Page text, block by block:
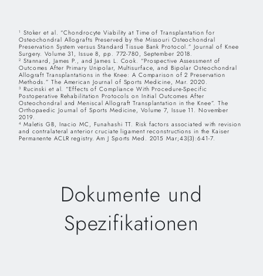
1
Stoker et al. “Chondrocyte Viability at Time of Transplantation for
Osteochondral Allografts Preserved by the Missouri Osteochondral
Preservation System versus Standard Tissue Bank Protocol.” Journal of Knee
Surgery. Volume 31, Issue 8, pp. 772-780, September 2018.
2
Stannard, James P., and James L. Cook. “Prospective Assessment of
Outcomes After Primary Unipolar, Multisurface, and Bipolar Osteochondral
Allograft Transplantations in the Knee: A Comparison of 2 Preservation
Methods.” The American Journal of Sports Medicine, Mar. 2020.
3
Rucinski et al. “Effects of Compliance With Procedure-Specific
Postoperative Rehabilitation Protocols on Initial Outcomes After
Osteochondral and Meniscal Allograft Transplantation in the Knee”. The
Orthopaedic Journal of Sports Medicine, Volume 7, Issue 11. November
2019.
4
Maletis GB, Inacio MC, Funahashi TT. Risk factors associated with revision
and contralateral anterior cruciate ligament reconstructions in the Kaiser
Permanente ACLR registry. Am J Sports Med. 2015 Mar;43(3):641-7.
Dokumente und
Spezifikationen